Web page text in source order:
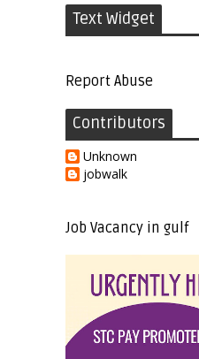
Text Widget
Report Abuse
Contributors
Unknown
jobwalk
Job Vacancy in gulf